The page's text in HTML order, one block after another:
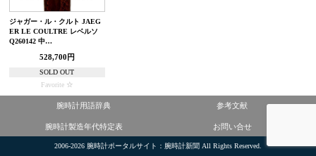
ジャガー・ル・クルト JAEG
ER LE COULTRE レベルソ
Q260142 中…
528,700円
SOLD OUT
Favorite
腕時計用語辞典 参考文献
腕時計製造年代特定表 お問い合せ
2006-2026 腕時計ポータルサイト：腕時計新聞 All Rights Reserved.